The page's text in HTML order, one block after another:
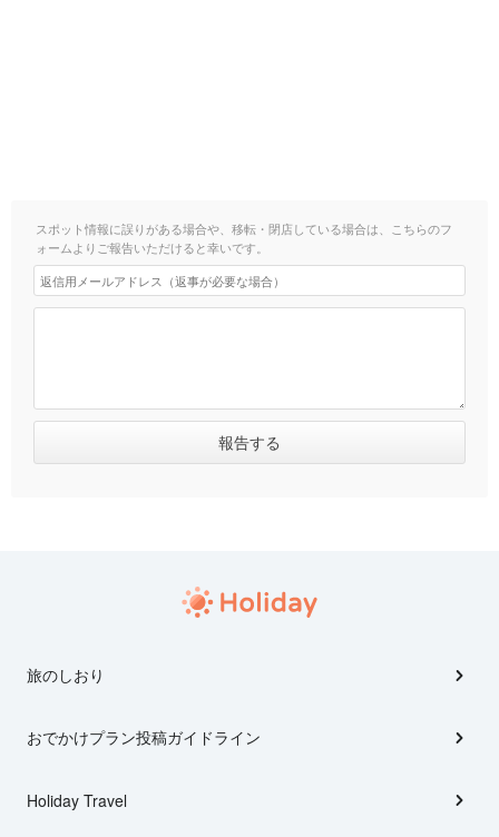
スポット情報に誤りがある場合や、移転・閉店している場合は、こちらのフ
ォームよりご報告いただけると幸いです。
旅のしおり
おでかけプラン投稿ガイドライン
Holiday Travel